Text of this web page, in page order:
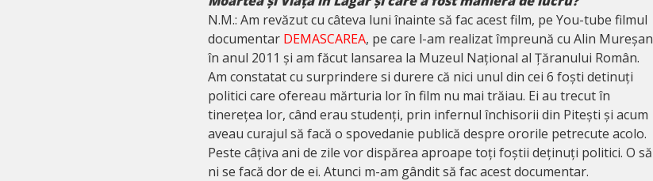
N.M.: Am revăzut cu câteva luni înainte să fac acest film, pe You-tube filmul
documentar DEMASCAREA, pe care l-am realizat împreună cu Alin Mureșan
în anul 2011 și am făcut lansarea la Muzeul Național al Țăranului Român.
Am constatat cu surprindere si durere că nici unul din cei 6 foști detinuți
politici care ofereau mărturia lor în film nu mai trăiau. Ei au trecut în
tinerețea lor, când erau studenți, prin infernul închisorii din Pitești și acum
aveau curajul să facă o spovedanie publică despre ororile petrecute acolo.
Peste câțiva ani de zile vor dispărea aproape toți foștii deținuți politici. O să
ni se facă dor de ei. Atunci m-am gândit să fac acest documentar.